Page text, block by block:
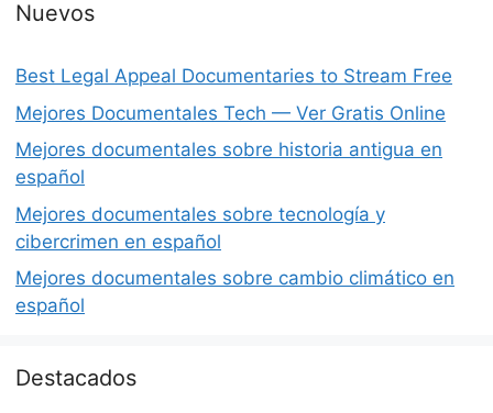
Nuevos
Best Legal Appeal Documentaries to Stream Free
Mejores Documentales Tech — Ver Gratis Online
Mejores documentales sobre historia antigua en
español
Mejores documentales sobre tecnología y
cibercrimen en español
Mejores documentales sobre cambio climático en
español
Destacados